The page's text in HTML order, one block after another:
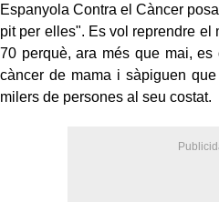
Espanyola Contra el Càncer
pit per elles". Es vol reprendre el
70 perquè, ara més que mai,
càncer de mama i sàpiguen
milers de persones al seu costat.